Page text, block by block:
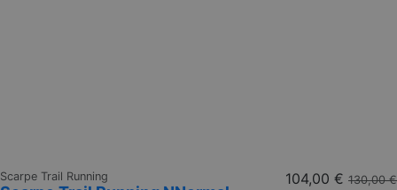
Scarpe Trail Running 104,00 € 130,00 €